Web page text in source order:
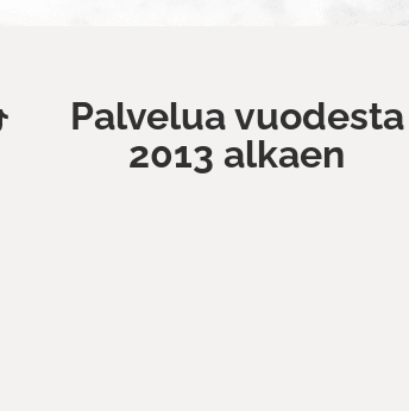
Palvelua vuodesta
2013 alkaen